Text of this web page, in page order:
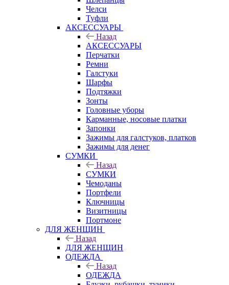
Челси
Туфли
АКСЕССУАРЫ
Назад
АКСЕССУАРЫ
Перчатки
Ремни
Галстуки
Шарфы
Подтяжки
Зонты
Головные уборы
Карманные, носовые платки
Запонки
Зажимы для галстуков, платков
Зажимы для денег
СУМКИ
Назад
СУМКИ
Чемоданы
Портфели
Ключницы
Визитницы
Портмоне
ДЛЯ ЖЕНЩИН
Назад
ДЛЯ ЖЕНЩИН
ОДЕЖДА
Назад
ОДЕЖДА